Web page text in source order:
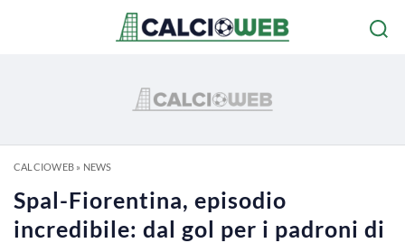
CALCIOWEB» NEWS
Spal-Fiorentina, episodio
incredibile: dal gol per i padroni di